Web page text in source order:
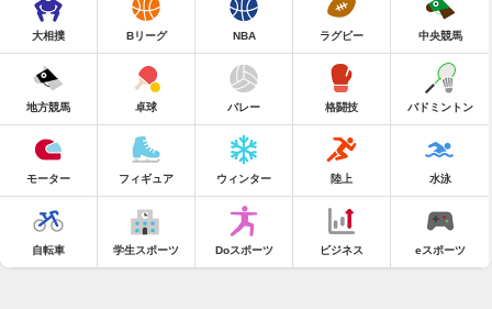
大相撲 Bリーグ NBA ラグビー 中央競馬
地方競馬 卓球 バレー 格闘技 バドミントン
モーター フィギュア ウィンター 陸上 水泳
自転車 学生スポーツ Doスポーツ ビジネス eスポーツ